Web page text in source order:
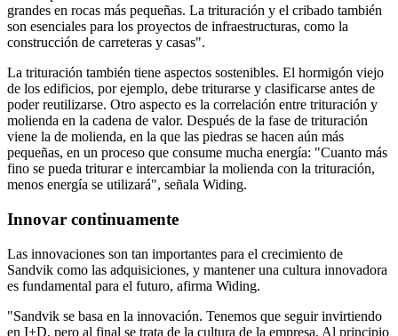
grandes en rocas más pequeñas. La trituración y el cribado también
son esenciales para los proyectos de infraestructuras, como la
construcción de carreteras y casas".
La trituración también tiene aspectos sostenibles. El hormigón viejo
de los edificios, por ejemplo, debe triturarse y clasificarse antes de
poder reutilizarse. Otro aspecto es la correlación entre trituración y
molienda en la cadena de valor. Después de la fase de trituración
viene la de molienda, en la que las piedras se hacen aún más
pequeñas, en un proceso que consume mucha energía: "Cuanto más
fino se pueda triturar e intercambiar la molienda con la trituración,
menos energía se utilizará", señala Widing.
Innovar continuamente
Las innovaciones son tan importantes para el crecimiento de
Sandvik como las adquisiciones, y mantener una cultura innovadora
es fundamental para el futuro, afirma Widing.
"Sandvik se basa en la innovación. Tenemos que seguir invirtiendo
en I+D, pero al final se trata de la cultura de la empresa. Al principio